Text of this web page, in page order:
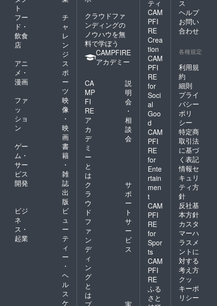
ト
フー
ド・
飲食
店
チ
ャ
レ
ン
ジ
アニ
メ・
漫画
ス
ポ
ー
ツ
ファ
ッ
ショ
ン
映
像
・
映
画
ゲー
ム・
サー
ビス
開発
書
籍
・
雑
誌
出
版
ビジ
ネ
ス・
起業
ビ
ュ
ー
テ
ィ
ー
・
ヘ
ル
ス
ケ
クラウドファ
ンディングの
ノウハウを無
料で学ぼう
CAMPFIRE
アカデミー
CA
MP
FI
RE
ア
カ
デ
ミ
ー
と
は
説
明
会
・
相
談
会
ク
ラ
ウ
ド
フ
ァ
ン
デ
ィ
ン
グ
と
は
サ
ポ
ー
ト
サ
ー
ビ
ス
プ 実
ティ
CAM
PFI
RE
Crea
tion
CAM
PFI
RE
for
Soci
al
Goo
d
CAM
PFI
RE
for
Ente
rtain
men
t
CAM
PFI
RE
for
Spor
ts
CAM
PFI
RE
ふる
さと
ス
ヘルプ
お問い
合わせ
各種規定
利用規
約
細則
プライ
バシー
ポリ
シー
特定商
取引法
に基づ
く表記
情報セ
キュリ
ティ方
針
反社基
本方針
カスタ
マーハ
ラスメ
ントに
対する
考え方
クッ
キーポ
リシー